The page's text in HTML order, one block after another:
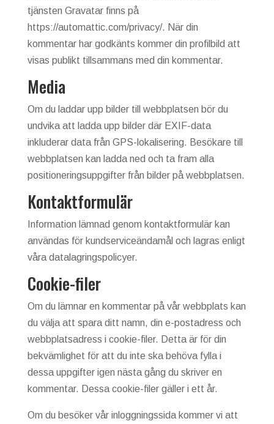
tjänsten Gravatar finns på
https://automattic.com/privacy/. När din
kommentar har godkänts kommer din profilbild att
visas publikt tillsammans med din kommentar.
Media
Om du laddar upp bilder till webbplatsen bör du
undvika att ladda upp bilder där EXIF-data
inkluderar data från GPS-lokalisering. Besökare till
webbplatsen kan ladda ned och ta fram alla
positioneringsuppgifter från bilder på webbplatsen.
Kontaktformulär
Information lämnad genom kontaktformulär kan
användas för kundserviceändamål och lagras enligt
våra datalagringspolicyer.
Cookie-filer
Om du lämnar en kommentar på vår webbplats kan
du välja att spara ditt namn, din e-postadress och
webbplatsadress i cookie-filer. Detta är för din
bekvämlighet för att du inte ska behöva fylla i
dessa uppgifter igen nästa gång du skriver en
kommentar. Dessa cookie-filer gäller i ett år.
Om du besöker vår inloggningssida kommer vi att